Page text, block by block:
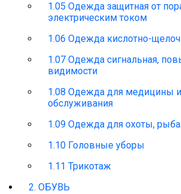
1.05 Одежда защитная от
электрическим током
1.06 Одежда кислотно-
1.07 Одежда сигнальная,
видимости
1.08 Одежда для медицины
обслуживания
1.09 Одежда для охоты,
1.10 Головные уборы
1.11 Трикотаж
2. ОБУВЬ